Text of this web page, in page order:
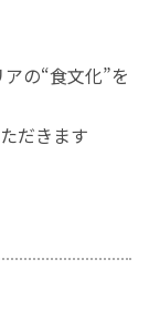
の“食文化”を
だきます